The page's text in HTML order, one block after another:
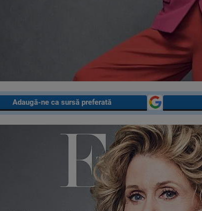
Adaugă-ne ca sursă preferată